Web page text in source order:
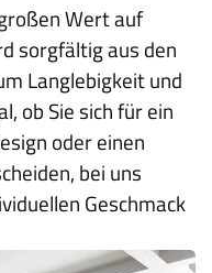
Wert auf
sorgfältig aus den
Langlebigkeit und
ob Sie sich für ein
oder einen
bei uns
Geschmack